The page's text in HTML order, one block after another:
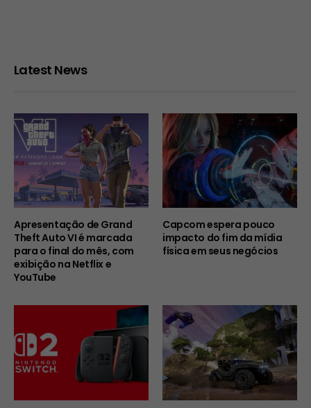
Latest News
Apresentação de Grand
Theft Auto VI é marcada
para o final do mês, com
exibição na Netflix e
YouTube
Capcom espera pouco
impacto do fim da mídia
física em seus negócios